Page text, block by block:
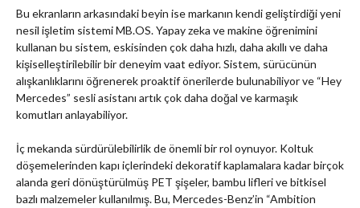
Bu ekranların arkasındaki beyin ise markanın kendi geliştirdiği yeni
nesil işletim sistemi MB.OS. Yapay zeka ve makine öğrenimini
kullanan bu sistem, eskisinden çok daha hızlı, daha akıllı ve daha
kişiselleştirilebilir bir deneyim vaat ediyor. Sistem, sürücünün
alışkanlıklarını öğrenerek proaktif önerilerde bulunabiliyor ve “Hey
Mercedes” sesli asistanı artık çok daha doğal ve karmaşık
komutları anlayabiliyor.
İç mekanda sürdürülebilirlik de önemli bir rol oynuyor. Koltuk
döşemelerinden kapı içlerindeki dekoratif kaplamalara kadar birçok
alanda geri dönüştürülmüş PET şişeler, bambu lifleri ve bitkisel
bazlı malzemeler kullanılmış. Bu, Mercedes-Benz’in “Ambition